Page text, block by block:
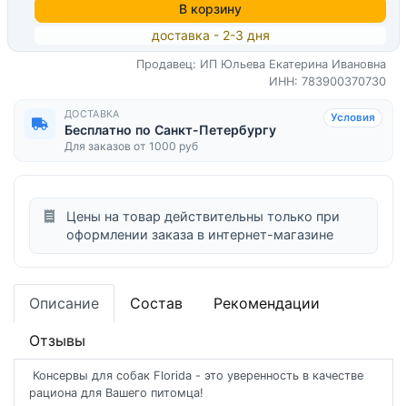
В корзину
доставка - 2-3 дня
Продавец: ИП Юльева Екатерина Ивановна
ИНН: 783900370730
ДОСТАВКА
Бесплатно по Санкт-Петербургу
Для заказов от 1000 руб
Условия
Цены на товар действительны только при
оформлении заказа в интернет-магазине
Описание Состав Рекомендации
Отзывы
Консервы для собак Florida - это уверенность в качестве
рациона для Вашего питомца!